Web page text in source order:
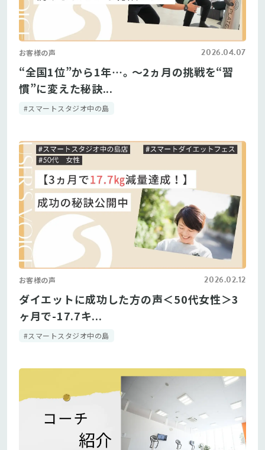
お客様の声 2026.04.07
“全国1位”から1年…。～2ヵ月の挑戦を“習
慣”に変えた秘訣...
#スマートスタジオ中の島
お客様の声 2026.02.12
ダイエットに成功した方の声＜50代女性＞3
ヶ月で-17.7キ...
#スマートスタジオ中の島